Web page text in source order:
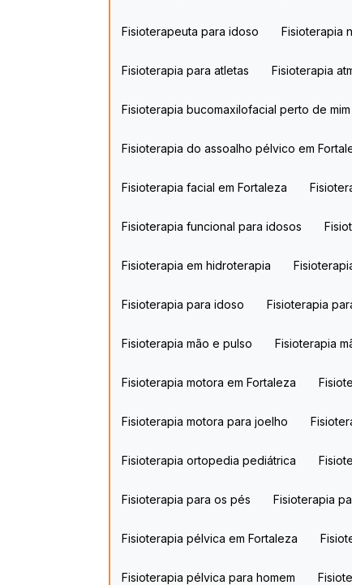
Fisioterapeuta para idoso​ Fisioterapia
Fisioterapia para atletas Fisioterapia
Fisioterapia bucomaxilofacial perto de mim
Fisioterapia do assoalho pélvico em
Fisioterapia facial em Fortaleza
Fisioterapia funcional para idosos​
Fisioterapia em hidroterapia​
Fisioterapia para idoso​ Fisioterapia
Fisioterapia mão e pulso Fisioterapia
Fisioterapia motora em Fortaleza
Fisioterapia motora para joelho
Fisioterapia ortopedia pediátrica
Fisioterapia para os pés Fisioterapia
Fisioterapia pélvica em Fortaleza
Fisioterapia pélvica para homem